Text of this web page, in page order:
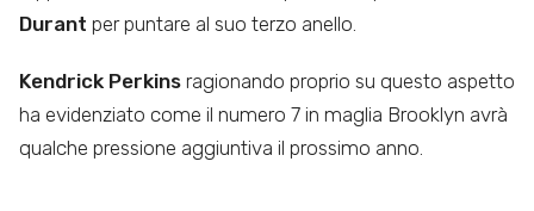
Durant per puntare al suo terzo anello.
Kendrick Perkins ragionando proprio su questo aspetto
ha evidenziato come il numero 7 in maglia Brooklyn avrà
qualche pressione aggiuntiva il prossimo anno.